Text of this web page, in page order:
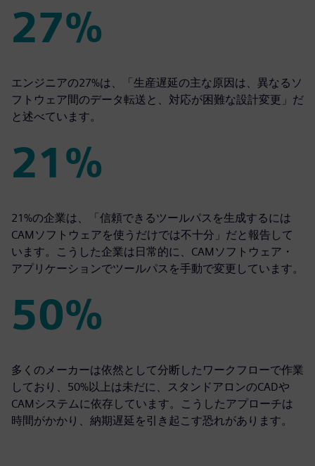
27%
エンジニアの27%は、「生産遅延の主な原因は、異なるソ
フトウェア間のデータ転送と、対応が困難な設計変更」だ
と述べています。
21%
21%の企業は、「信頼できるツールパスを生成するには
CAMソフトウェアを使うだけでは不十分」だと報告して
います。こうした企業は日常的に、CAMソフトウェア・
アプリケーションでツールパスを手動で変更しています。
50%
50%
多くのメーカーは依然として分断したワークフローで作業
しており、50%以上は未だに、スタンドアロンのCADや
CAMシステムに依存しています。こうしたアプローチは
時間がかかり、納期遅延を引き起こす恐れがあります。